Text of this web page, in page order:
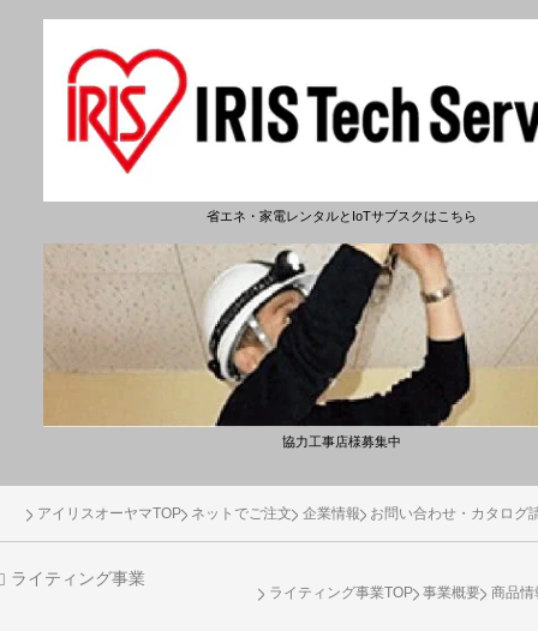
省エネ・家電レンタルとIoTサブスクはこちら
協力工事店様募集中
アイリスオーヤマTOP ネットでご注文 企業情報 お問い合わせ・カタログ
ライティング事業
ライティング事業TOP 事業概要 商品情